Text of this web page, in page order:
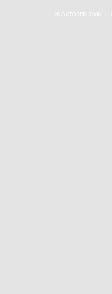
28 OKTOBER, 2008